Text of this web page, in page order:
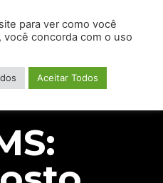
para ver como você
você concorda com o uso
Aceitar Todos